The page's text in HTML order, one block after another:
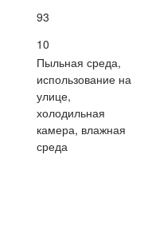
93
10
Пыльная среда,
использование на
улице,
холодильная
камера, влажная
среда